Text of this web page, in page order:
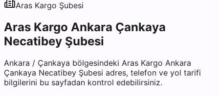
Aras Kargo Şubesi
Aras Kargo Ankara Çankaya
Necatibey Şubesi
Ankara / Çankaya bölgesindeki Aras Kargo Ankara
Çankaya Necatibey Şubesi adres, telefon ve yol tarifi
bilgilerini bu sayfadan kontrol edebilirsiniz.